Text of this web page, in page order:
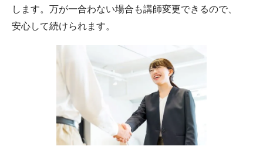
します。万が一合わない場合も講師変更できるので、
安心して続けられます。